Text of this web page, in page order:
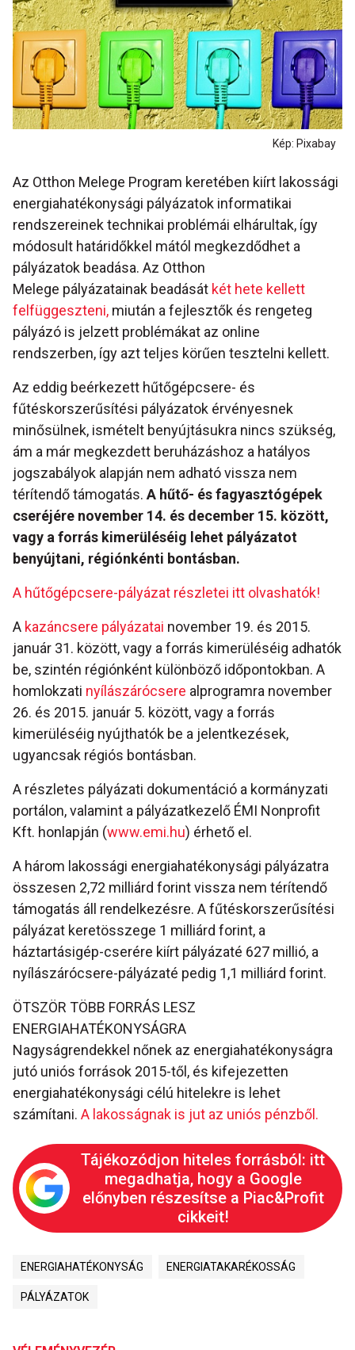
Kép: Pixabay
Az Otthon Melege Program keretében kiírt lakossági
energiahatékonysági pályázatok informatikai
rendszereinek technikai problémái elhárultak, így
módosult határidőkkel mától megkezdődhet a
pályázatok beadása. Az Otthon
Melege pályázatainak beadását két hete kellett
felfüggeszteni, miután a fejlesztők és rengeteg
pályázó is jelzett problémákat az online
rendszerben, így azt teljes körűen tesztelni kellett.
Az eddig beérkezett hűtőgépcsere- és
fűtéskorszerűsítési pályázatok érvényesnek
minősülnek, ismételt benyújtásukra nincs szükség,
ám a már megkezdett beruházáshoz a hatályos
jogszabályok alapján nem adható vissza nem
térítendő támogatás. A hűtő- és fagyasztógépek
cseréjére november 14. és december 15. között,
vagy a forrás kimerüléséig lehet pályázatot
benyújtani, régiónkénti bontásban.
A hűtőgépcsere-pályázat részletei itt olvashatók!
A kazáncsere pályázatai november 19. és 2015.
január 31. között, vagy a forrás kimerüléséig adhatók
be, szintén régiónként különböző időpontokban. A
homlokzati nyílászárócsere alprogramra november
26. és 2015. január 5. között, vagy a forrás
kimerüléséig nyújthatók be a jelentkezések,
ugyancsak régiós bontásban.
A részletes pályázati dokumentáció a kormányzati
portálon, valamint a pályázatkezelő ÉMI Nonprofit
Kft. honlapján (www.emi.hu) érhető el.
A három lakossági energiahatékonysági pályázatra
összesen 2,72 milliárd forint vissza nem térítendő
támogatás áll rendelkezésre. A fűtéskorszerűsítési
pályázat keretösszege 1 milliárd forint, a
háztartásigép-cserére kiírt pályázaté 627 millió, a
nyílászárócsere-pályázaté pedig 1,1 milliárd forint.
ÖTSZÖR TÖBB FORRÁS LESZ
ENERGIAHATÉKONYSÁGRA
Nagyságrendekkel nőnek az energiahatékonyságra
jutó uniós források 2015-től, és kifejezetten
energiahatékonysági célú hitelekre is lehet
számítani. A lakosságnak is jut az uniós pénzből.
Tájékozódjon hiteles forrásból: itt
megadhatja, hogy a Google
előnyben részesítse a Piac&Profit
cikkeit!
ENERGIAHATÉKONYSÁG ENERGIATAKARÉKOSSÁG
PÁLYÁZATOK